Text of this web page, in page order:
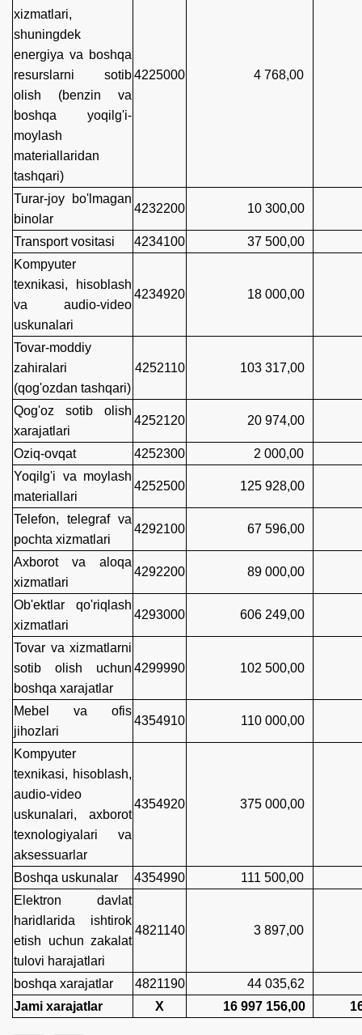
xizmatlari,
shuningdek
energiya va boshqa
resurslarni sotib
olish (benzin va
boshqa yoqilg'i-
moylash
materiallaridan
tashqari)
4225000 4 768,00
Turar-joy bo'lmagan
binolar
4232200 10 300,00
Transport vositasi 4234100 37 500,00
Kompyuter
texnikasi, hisoblash
va audio-video
uskunalari
4234920 18 000,00
Tovar-moddiy
zahiralari
(qog'ozdan tashqari)
4252110 103 317,00
Qog'oz sotib olish
xarajatlari
4252120 20 974,00
Oziq-ovqat 4252300 2 000,00
Yoqilg'i va moylash
materiallari
4252500 125 928,00
Telefon, telegraf va
pochta xizmatlari
4292100 67 596,00
Axborot va aloqa
xizmatlari
4292200 89 000,00
Ob'ektlar qo'riqlash
xizmatlari
4293000 606 249,00
Tovar va xizmatlarni
sotib olish uchun
boshqa xarajatlar
4299990 102 500,00
Mebel va ofis
jihozlari
4354910 110 000,00
Kompyuter
texnikasi, hisoblash,
audio-video
uskunalari, axborot
texnologiyalari va
aksessuarlar
4354920 375 000,00
Boshqa uskunalar 4354990 111 500,00
Elektron davlat
haridlarida ishtirok
etish uchun zakalat
tulovi harajatlari
4821140 3 897,00
boshqa xarajatlar 4821190 44 035,62
Jami xarajatlar
X 16 997 156,00 16